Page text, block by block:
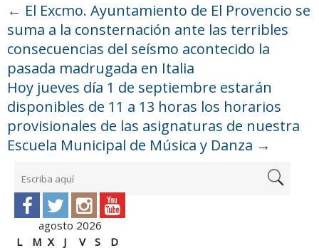
← El Excmo. Ayuntamiento de El Provencio se
suma a la consternación ante las terribles
consecuencias del seísmo acontecido la
pasada madrugada en Italia
Hoy jueves día 1 de septiembre estarán
disponibles de 11 a 13 horas los horarios
provisionales de las asignaturas de nuestra
Escuela Municipal de Música y Danza →
agosto 2026
L
M X J V S D